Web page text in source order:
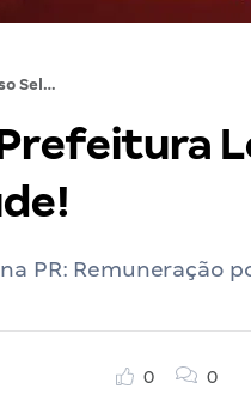
Processo Seletivo Prefeitura Londrina PR: 230 vagas para saúde!
PR: Remuneração
0 0